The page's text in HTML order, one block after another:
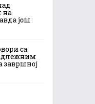
на
још
са
завршној